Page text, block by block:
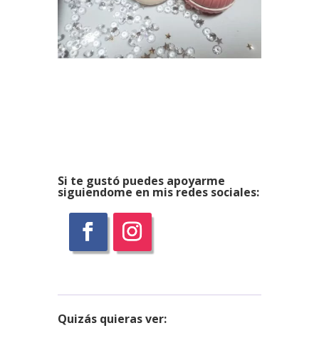
Si te gustó puedes apoyarme
siguiendome en mis redes sociales:
Quizásquieras ver: